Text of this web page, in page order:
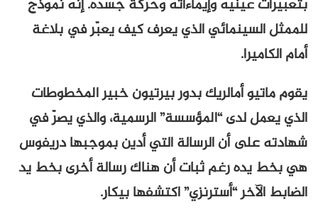
بتعبيرات عينيه وإيماءاته وحركة جسده. إنه نموذج
للممثل السينمائي الذي يعرف كيف يعبّر في بلاغة
أمام الكاميرا.
يقوم ماتيو أمالريك بدور بيرتيون خبير المخطوطات
الذي يعمل لدى “المؤسسة” الرسمية، والذي يصرّ في
شهادته على أن الرسالة التي أدين بموجبها دريفوس
هي بخط يده رغم ثبات أن هناك رسالة أخرى بخط يد
الضابط الآخر “أسترنزي” اكتشفها بيكار.